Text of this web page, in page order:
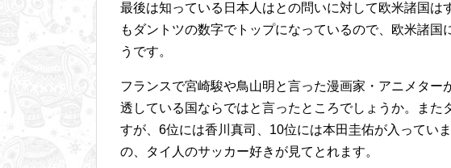
最後は知っている日本人はとの問いに対して欧米諸国は
もダントツの数字でトップになっているので、欧米諸国
うです。
フランスで宮崎駿や鳥山明と言った漫画家・アニメター
透している国ならではと言ったところでしょうか。また
すが、6位には香川真司、10位には本田圭佑が入ってい
の、タイ人のサッカー好きが見てとれます。